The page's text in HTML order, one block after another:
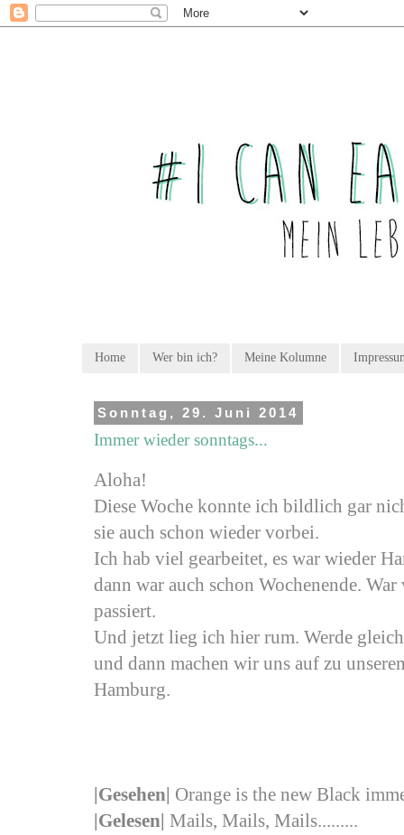
Home Wer bin ich? Meine Kolumne
Sonntag, 29. Juni 2014
Immer wieder sonntags...
Aloha!
Diese Woche konnte ich bildlich gar
sie auch schon wieder vorbei.
Ich hab viel gearbeitet, es war wieder
dann war auch schon Wochenende.
passiert.
Und jetzt lieg ich hier rum. Werde
und dann machen wir uns auf zu
Hamburg.
|Gesehen| Orange is the new Black
|Gelesen| Mails, Mails, Mails.........